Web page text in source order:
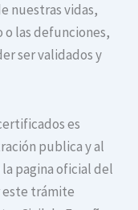
nuestras vidas,
las defunciones,
ser validados y
es
publica y al
pagina oficial del
este trámite